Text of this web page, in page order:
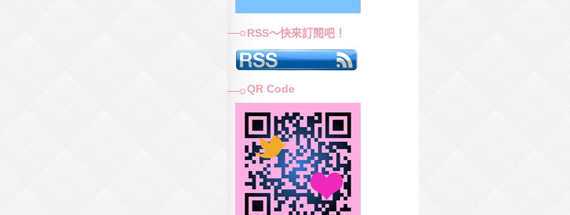
RSS～快來訂閱吧！
QR Code